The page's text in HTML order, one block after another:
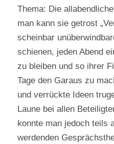
Thema: Die
man kann sie getrost
scheinbar
schienen, jeden Abend
zu bleiben und so ihrer
Tage den Garaus zu
und verrückte Ideen
Laune bei allen
konnte man jedoch teils
werdenden